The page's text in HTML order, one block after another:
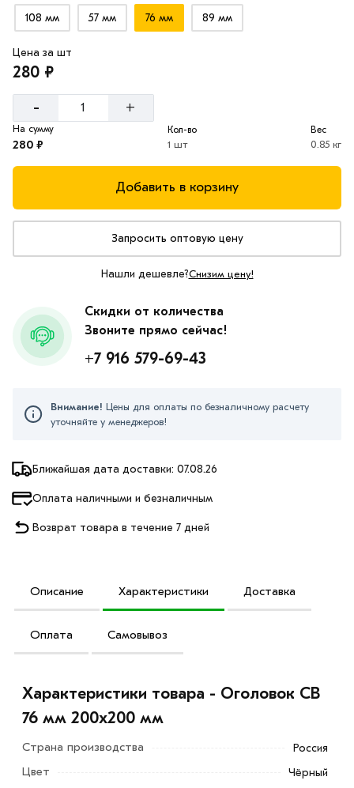
108 мм 57 мм 76 мм 89 мм
Ближайшая дата доставки: 07.08.26
Оплата наличными и безналичным
Возврат товара в течение 7 дней
Цена за шт
280 ₽
- +
На сумму
280 ₽
Кол-во
1 шт
Вес
0.85 кг
Добавить в корзину
Запросить оптовую цену
Нашли дешевле?Снизим цену!
Скидки от количества
Звоните прямо сейчас!
+7 916 579-69-43
Внимание! Цены для оплаты по безналичному расчету
уточняйте у менеджеров!
Описание Характеристики Доставка
Оплата Самовывоз
Характеристики товара - Оголовок СВ
76 мм 200х200 мм
Страна производства Россия
Цвет Чёрный